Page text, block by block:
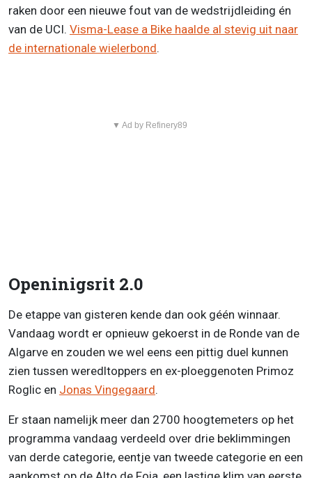
raken door een nieuwe fout van de wedstrijdleiding én
van de UCI. Visma-Lease a Bike haalde al stevig uit naar
de internationale wielerbond.
▼ Ad by Refinery89
Openinigsrit 2.0
De etappe van gisteren kende dan ook géén winnaar.
Vandaag wordt er opnieuw gekoerst in de Ronde van de
Algarve en zouden we wel eens een pittig duel kunnen
zien tussen weredltoppers en ex-ploeggenoten Primoz
Roglic en Jonas Vingegaard.
Er staan namelijk meer dan 2700 hoogtemeters op het
programma vandaag verdeeld over drie beklimmingen
van derde categorie, eentje van tweede categorie en een